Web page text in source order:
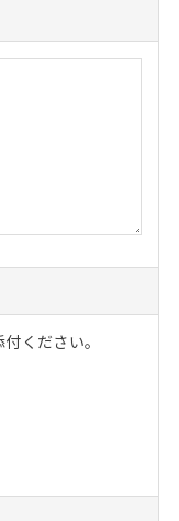
ください。